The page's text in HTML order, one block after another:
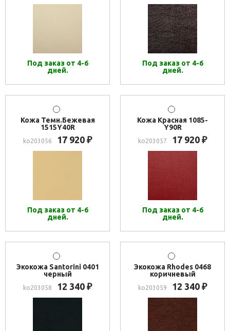
Под заказ от 4-6
дней.
Под заказ от 4-6
дней.
Кожа Темн.Бежевая
1515Y40R
ko203056 17 920 ₽
Под заказ от 4-6
дней.
Кожа Красная 1085-
Y90R
ko203057 17 920 ₽
Под заказ от 4-6
дней.
Экокожа Santorini 0401
черный
ko203058 12 340 ₽
Экокожа Rhodes 0468
коричневый
ko203059 12 340 ₽